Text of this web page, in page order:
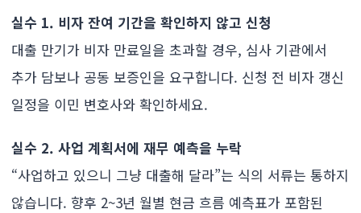
실수 1. 비자 잔여 기간을 확인하지 않고 신청
대출 만기가 비자 만료일을 초과할 경우, 심사 기관에서
추가 담보나 공동 보증인을 요구합니다. 신청 전 비자 갱신
일정을 이민 변호사와 확인하세요.
실수 2. 사업 계획서에 재무 예측을 누락
“사업하고 있으니 그냥 대출해 달라”는 식의 서류는 통하지
않습니다. 향후 2~3년 월별 현금 흐름 예측표가 포함된